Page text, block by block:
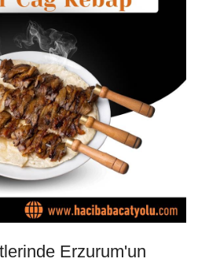
Erzurum'un